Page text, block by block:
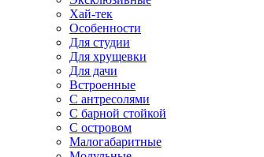
Хай-тек
Особенности
Для студии
Для хрущевки
Для дачи
Встроенные
С антресолями
С барной стойкой
С островом
Малогабаритные